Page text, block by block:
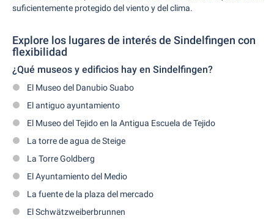
suficientemente protegido del viento y del clima.
Explore los lugares de interés de Sindelfingen con
flexibilidad
¿Qué museos y edificios hay en Sindelfingen?
El Museo del Danubio Suabo
El antiguo ayuntamiento
El Museo del Tejido en la Antigua Escuela de Tejido
La torre de agua de Steige
La Torre Goldberg
El Ayuntamiento del Medio
La fuente de la plaza del mercado
El Schwätzweiberbrunnen